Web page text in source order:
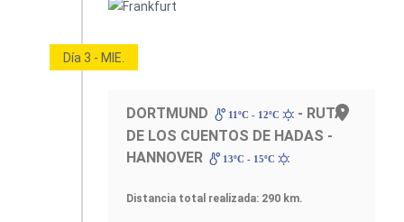
Día 3 - MIE.
DORTMUND 11ºC - 12ºC
- RUTA
DE LOS CUENTOS DE HADAS -
HANNOVER
13ºC - 15ºC
Distancia total realizada: 290 km.